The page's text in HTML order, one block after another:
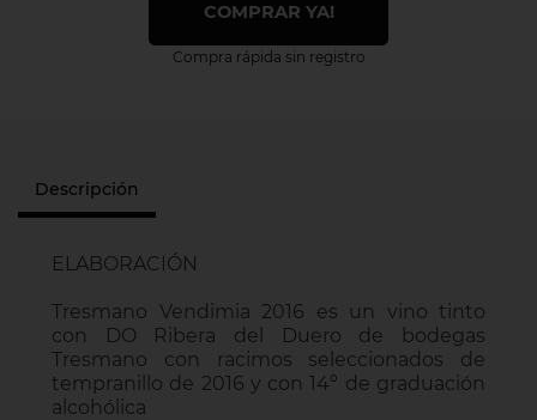
COMPRAR YA!
Compra rápida sin registro
Descripción
ELABORACIÓN
Tresmano Vendimia 2016 es un vino tinto
con DO Ribera del Duero de bodegas
Tresmano con racimos seleccionados de
tempranillo de 2016 y con 14º de graduación
alcohólica